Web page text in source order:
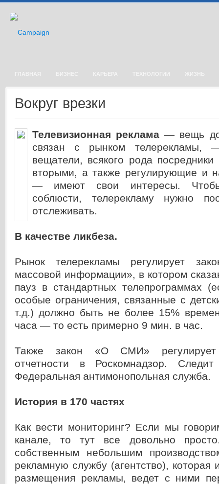
ГЛАВНАЯ БИЗНЕС КАРЬЕРА ТЕХНОЛОГИИ ЖИЗНЬ
Вокруг врезки
Телевизионная реклама — вещь
связан с рынком телерекламы,
вещатели, всякого рода
вторыми, а также регулирующие и
— имеют свои интересы.
соблюсти, телерекламу нужно
отслеживать.
В качестве ликбеза.
Рынок телерекламы регулирует
массовой информации», в котором
пауз в стандартных телепрограммах
особые ограничения, связанные с
т.д.) должно быть не более 15%
часа — то есть примерно 9 мин. в час.
Также закон «О СМИ» регулирует
отчетности в Роскомнадзор.
Федеральная антимонопольная служба.
История в 170 частях
Как вести мониторинг? Если мы
канале, то тут все довольно
собственным небольшим
рекламную службу (агентство), которая
размещения рекламы, ведет с ними